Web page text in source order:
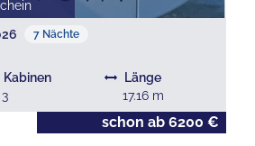
7 Nächte
Kabinen
3
Länge
17.16 m
schon ab 6200 €